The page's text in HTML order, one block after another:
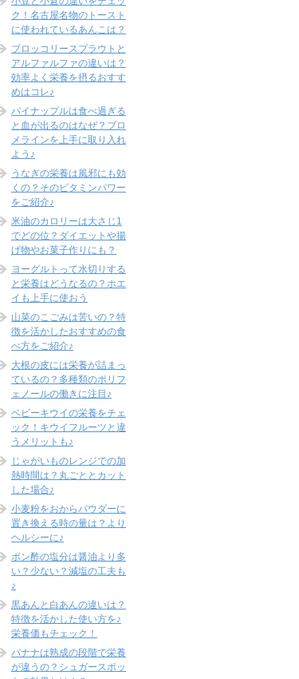
ク！名古屋名物のトースト
に使われているあんこは？
ブロッコリースプラウトと
アルファルファの違いは？
効率よく栄養を摂るおすす
めはコレ♪
パイナップルは食べ過ぎる
と血が出るのはなぜ？ブロ
メラインを上手に取り入れ
よう♪
うなぎの栄養は風邪にも効
くの？そのビタミンパワー
をご紹介♪
米油のカロリーは大さじ1
でどの位？ダイエットや揚
げ物やお菓子作りにも？
ヨーグルトって水切りする
と栄養はどうなるの？ホエ
イも上手に使おう
山菜のこごみは苦いの？特
徴を活かしたおすすめの食
べ方をご紹介♪
大根の皮には栄養が詰まっ
ているの？多種類のポリフ
ェノールの働きに注目♪
ベビーキウイの栄養をチェ
ック！キウイフルーツと違
うメリットも♪
じゃがいものレンジでの加
熱時間は？丸ごととカット
した場合♪
小麦粉をおからパウダーに
置き換える時の量は？より
ヘルシーに♪
ポン酢の塩分は醤油より多
い？少ない？減塩の工夫も
♪
黒あんと白あんの違いは？
特徴を活かした使い方を♪
栄養価もチェック！
バナナは熟成の段階で栄養
が違うの？シュガースポッ